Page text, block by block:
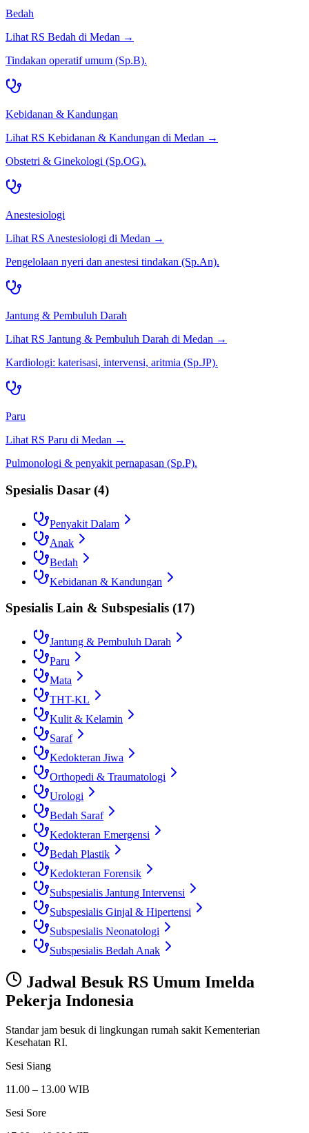
Bedah
Lihat RS Bedah di Medan →
Tindakan operatif umum (Sp.B).
Kebidanan & Kandungan
Lihat RS Kebidanan & Kandungan di Medan →
Obstetri & Ginekologi (Sp.OG).
Anestesiologi
Lihat RS Anestesiologi di Medan →
Pengelolaan nyeri dan anestesi tindakan (Sp.An).
Jantung & Pembuluh Darah
Lihat RS Jantung & Pembuluh Darah di Medan →
Kardiologi: katerisasi, intervensi, aritmia (Sp.JP).
Paru
Lihat RS Paru di Medan →
Pulmonologi & penyakit pernapasan (Sp.P).
Spesialis Dasar (4)
Penyakit Dalam
Anak
Bedah
Kebidanan & Kandungan
Spesialis Lain & Subspesialis (17)
Jantung & Pembuluh Darah
Paru
Mata
THT-KL
Kulit & Kelamin
Saraf
Kedokteran Jiwa
Orthopedi & Traumatologi
Urologi
Bedah Saraf
Kedokteran Emergensi
Bedah Plastik
Kedokteran Forensik
Subspesialis Jantung Intervensi
Subspesialis Ginjal & Hipertensi
Subspesialis Neonatologi
Subspesialis Bedah Anak
Jadwal Besuk RS Umum Imelda
Pekerja Indonesia
Standar jam besuk di lingkungan rumah sakit Kementerian
Kesehatan RI.
Sesi Siang
11.00 – 13.00 WIB
Sesi Sore